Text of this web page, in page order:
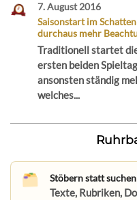
7. August 2016
Saisonstart im
durchaus mehr
Traditionell startet
ersten beiden
ansonsten ständig
welches...
Stöbern statt suchen
Texte, Rubriken,